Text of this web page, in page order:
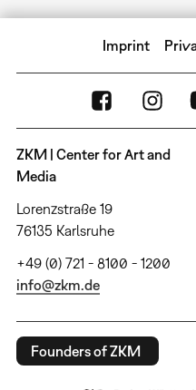
Imprint
ZKM | Center for Art and
Media
Lorenzstraße 19
76135 Karlsruhe
+49 (0) 721 - 8100 - 1200
info@zkm.de
Founders of ZKM